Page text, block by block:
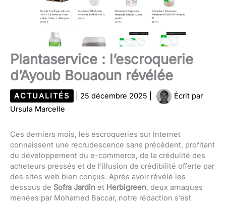
Plantaservice : l’escroquerie
d’Ayoub Bouaoun révélée
ACTUALITÉS 25 décembre 2025
Écrit par
Ursula Marcelle
Ces derniers mois, les escroqueries sur Internet
connaissent une recrudescence sans précédent, profitant
du développement du e-commerce, de la crédulité des
acheteurs pressés et de l’illusion de crédibilité offerte par
des sites web bien conçus. Après avoir révélé les
dessous de Sofra Jardin et Herbigreen, deux arnaques
menées par Mohamed Baccar, notre rédaction s’est